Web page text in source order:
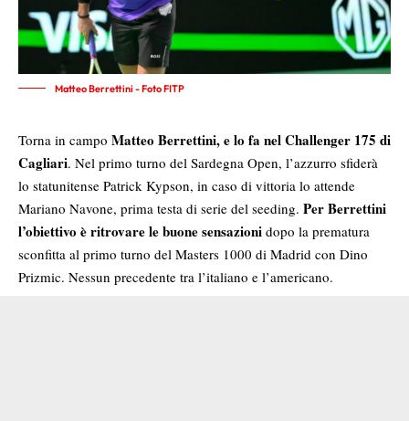
Matteo Berrettini - Foto FITP
Torna in campo Matteo Berrettini, e lo fa nel Challenger 175 di
Cagliari. Nel primo turno del Sardegna Open, l’azzurro sfiderà
lo statunitense Patrick Kypson, in caso di vittoria lo attende
Mariano Navone, prima testa di serie del seeding. Per Berrettini
l’obiettivo è ritrovare le buone sensazioni dopo la prematura
sconfitta al primo turno del Masters 1000 di Madrid con Dino
Prizmic. Nessun precedente tra l’italiano e l’americano.